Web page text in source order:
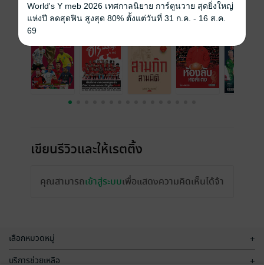
เรื่องที่คุณน่าจะสนใจ
เขียนรีวิวและให้เรตติ้ง
คุณสามารถเข้าสู่ระบบเพื่อแสดงความคิดเห็นได้จ้า
เลือกหมวดหมู่ +
บริการช่วยเหลือ +
World's Y meb 2026 เทศกาลนิยาย การ์ตูนวาย สุดยิ่งใหญ่
แห่งปี ลดสุดฟิน สูงสุด 80% ตั้งแต่วันที่ 31 ก.ค. - 16 ส.ค.
69